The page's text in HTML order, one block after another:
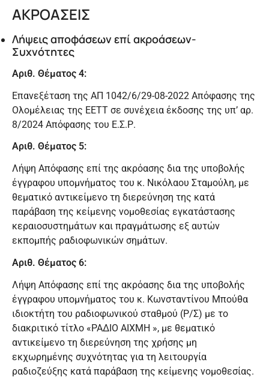
ΑΚΡΟΑΣΕΙΣ
Λήψεις αποφάσεων επί ακροάσεων-
Συχνότητες
Αριθ. Θέματος 4:
Επανεξέταση της ΑΠ 1042/6/29-08-2022 Απόφασης της
Ολομέλειας της ΕΕΤΤ σε συνέχεια έκδοσης της υπ’ αρ.
8/2024 Απόφασης του Ε.Σ.Ρ.
Αριθ. Θέματος 5:
Λήψη Απόφασης επί της ακρόασης δια της υποβολής
έγγραφου υπομνήματος του κ. Νικόλαου Σταμούλη, με
θεματικό αντικείμενο τη διερεύνηση της κατά
παράβαση της κείμενης νομοθεσίας εγκατάστασης
κεραιοσυστημάτων και πραγμάτωσης εξ αυτών
εκπομπής ραδιοφωνικών σημάτων.
Αριθ. Θέματος 6:
Λήψη Απόφασης επί της ακρόασης δια της υποβολής
έγγραφου υπομνήματος του κ. Κωνσταντίνου Μπούθα
ιδιοκτήτη του ραδιοφωνικού σταθμού (Ρ/Σ) με το
διακριτικό τίτλο «ΡΑΔΙΟ ΑΙΧΜΗ », με θεματικό
αντικείμενο τη διερεύνηση της χρήσης μη
εκχωρημένης συχνότητας για τη λειτουργία
ραδιοζεύξης κατά παράβαση της κείμενης νομοθεσίας.